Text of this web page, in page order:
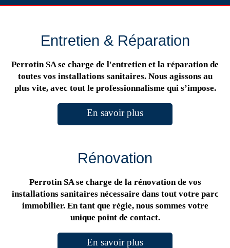
Entretien & Réparation
Perrotin SA se charge de l'entretien et la réparation de
toutes vos installations sanitaires. Nous agissons au
plus vite, avec tout le professionnalisme qui s’impose.
En savoir plus
Rénovation
Perrotin SA se charge de la rénovation de vos
installations sanitaires nécessaire dans tout votre parc
immobilier. En tant que régie, nous sommes votre
unique point de contact.
En savoir plus